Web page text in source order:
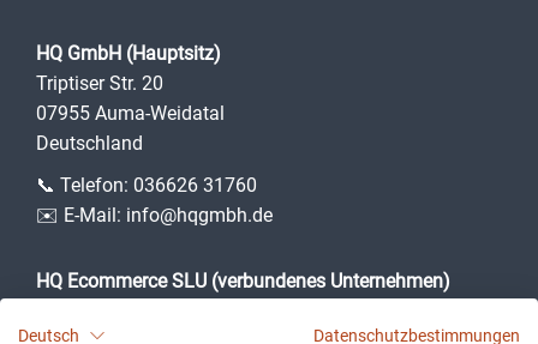
Beiträge
HQ GmbH (Hauptsitz)
Triptiser Str. 20
07955 Auma-Weidatal
Deutschland
📞 Telefon: 036626 31760
✉️ E-Mail: info@hqgmbh.de
HQ Ecommerce SLU (verbundenes Unternehmen)
Deutsch Datenschutzbestimmungen